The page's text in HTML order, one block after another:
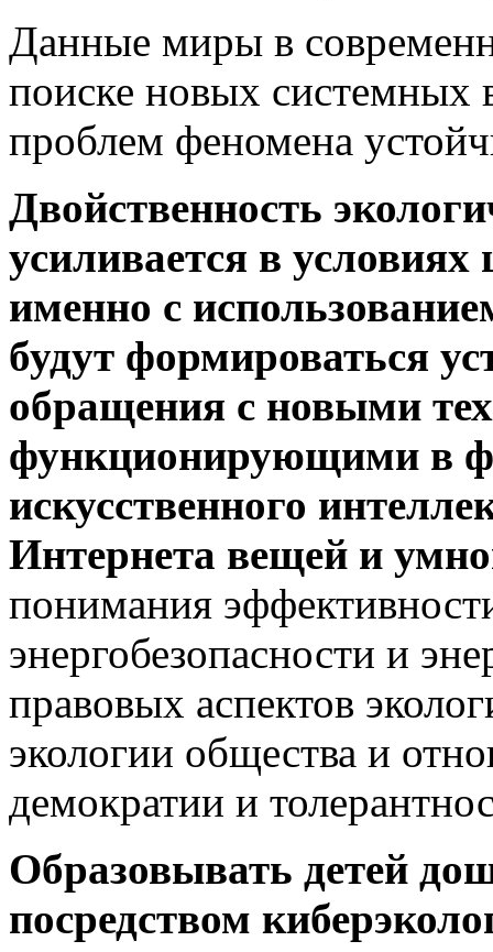
Данные миры в
поиске новых системных
проблем феномена
Двойственность
усиливается в
именно с
будут формироваться
обращения с новыми
функционирующими в
искусственного
Интернета вещей и
понимания
энергобезопасности и
правовых аспектов
экологии общества и
демократии и
Образовывать детей
посредством